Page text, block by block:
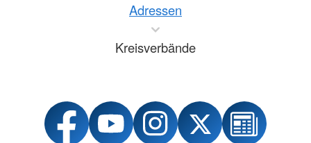
Adressen
Kreisverbände